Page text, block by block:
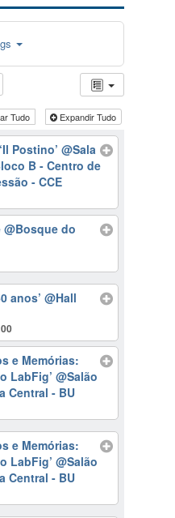
Tudo Expandir Tudo
Postino’@Sala
B - Centro de
- CCE
@Bosque do
anos’@Hall
e Memórias:
LabFig’@Salão
Central - BU
e Memórias:
LabFig’@Salão
Central - BU